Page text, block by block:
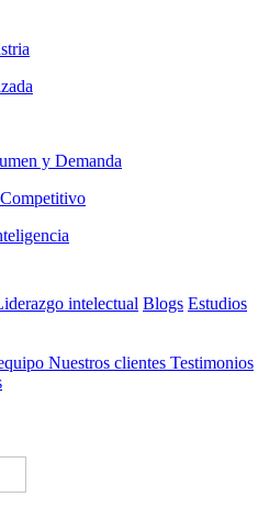
y Demanda
intelectual Blogs Estudios
Nuestros clientes Testimonios